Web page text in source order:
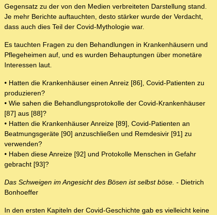
Gegensatz zu der von den Medien verbreiteten Darstellung stand.
Je mehr Berichte auftauchten, desto stärker wurde der Verdacht,
dass auch dies Teil der Covid-Mythologie war.
Es tauchten Fragen zu den Behandlungen in Krankenhäusern und
Pflegeheimen auf, und es wurden Behauptungen über monetäre
Interessen laut.
• Hatten die Krankenhäuser einen Anreiz [86], Covid-Patienten zu
produzieren?
• Wie sahen die Behandlungsprotokolle der Covid-Krankenhäuser
[87] aus [88]?
• Hatten die Krankenhäuser Anreize [89], Covid-Patienten an
Beatmungsgeräte [90] anzuschließen und Remdesivir [91] zu
verwenden?
• Haben diese Anreize [92] und Protokolle Menschen in Gefahr
gebracht [93]?
Das Schweigen im Angesicht des Bösen ist selbst böse. - Dietrich
Bonhoeffer
In den ersten Kapiteln der Covid-Geschichte gab es vielleicht keine